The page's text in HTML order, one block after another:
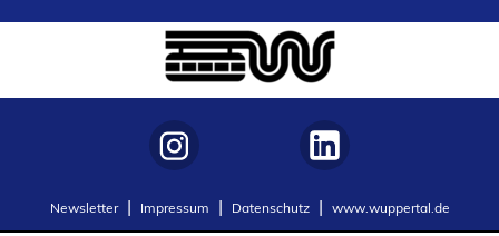
neuen
Newsletter
in
Impressum Datenschutz www.wuppertal.de
in